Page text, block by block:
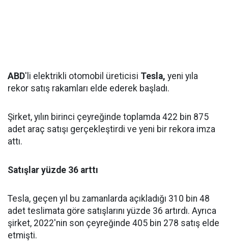
ABD'li elektrikli otomobil üreticisi Tesla, yeni yıla
rekor satış rakamları elde ederek başladı.
Şirket, yılın birinci çeyreğinde toplamda 422 bin 875
adet araç satışı gerçekleştirdi ve yeni bir rekora imza
attı.
Satışlar yüzde 36 arttı
Tesla, geçen yıl bu zamanlarda açıkladığı 310 bin 48
adet teslimata göre satışlarını yüzde 36 artırdı. Ayrıca
şirket, 2022'nin son çeyreğinde 405 bin 278 satış elde
etmişti.